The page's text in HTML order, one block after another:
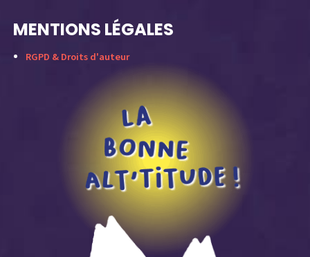
MENTIONS LÉGALES
RGPD & Droits d'auteur